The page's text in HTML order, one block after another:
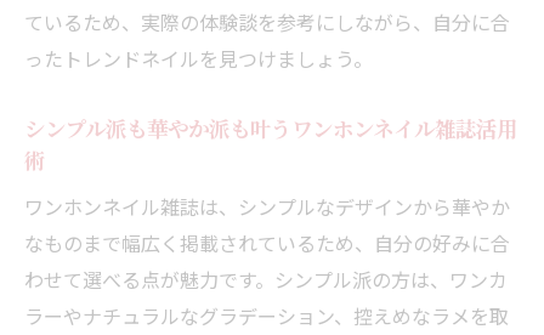
ているため、実際の体験談を参考にしながら、自分に合
ったトレンドネイルを見つけましょう。
シンプル派も華やか派も叶うワンホンネイル雑誌活用
術
ワンホンネイル雑誌は、シンプルなデザインから華やか
なものまで幅広く掲載されているため、自分の好みに合
わせて選べる点が魅力です。シンプル派の方は、ワンカ
ラーやナチュラルなグラデーション、控えめなラメを取